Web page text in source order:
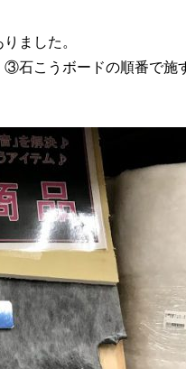
ました。
こうボードの順番で施